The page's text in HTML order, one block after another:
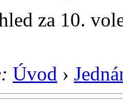
za 10.
Úvod ›